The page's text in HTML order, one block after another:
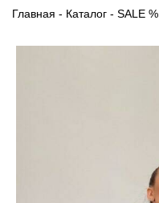
Главная - Каталог - SALE %